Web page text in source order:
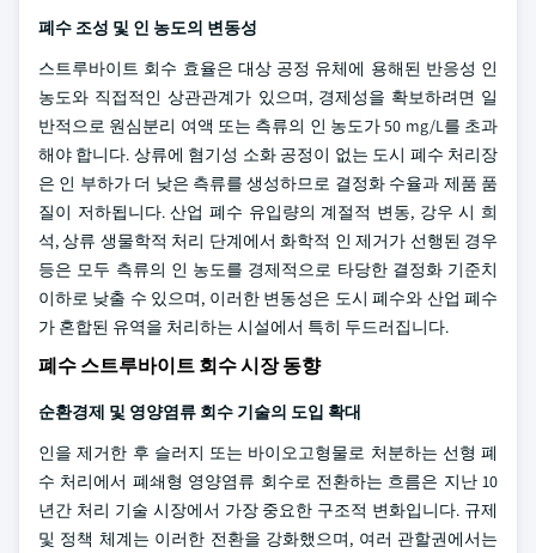
폐수 조성 및 인 농도의 변동성
스트루바이트 회수 효율은 대상 공정 유체에 용해된 반응성 인
농도와 직접적인 상관관계가 있으며, 경제성을 확보하려면 일
반적으로 원심분리 여액 또는 측류의 인 농도가 50 mg/L를 초과
해야 합니다. 상류에 혐기성 소화 공정이 없는 도시 폐수 처리장
은 인 부하가 더 낮은 측류를 생성하므로 결정화 수율과 제품 품
질이 저하됩니다. 산업 폐수 유입량의 계절적 변동, 강우 시 희
석, 상류 생물학적 처리 단계에서 화학적 인 제거가 선행된 경우
등은 모두 측류의 인 농도를 경제적으로 타당한 결정화 기준치
이하로 낮출 수 있으며, 이러한 변동성은 도시 폐수와 산업 폐수
가 혼합된 유역을 처리하는 시설에서 특히 두드러집니다.
폐수 스트루바이트 회수 시장 동향
순환경제 및 영양염류 회수 기술의 도입 확대
인을 제거한 후 슬러지 또는 바이오고형물로 처분하는 선형 폐
수 처리에서 폐쇄형 영양염류 회수로 전환하는 흐름은 지난 10
년간 처리 기술 시장에서 가장 중요한 구조적 변화입니다. 규제
및 정책 체계는 이러한 전환을 강화했으며, 여러 관할권에서는